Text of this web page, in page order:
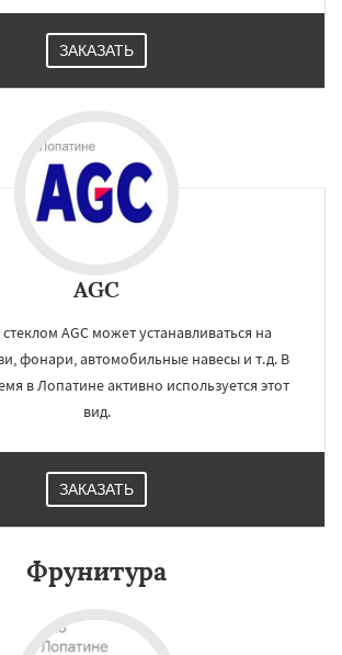
ЗАКАЗАТЬ
AGC
AGC может устанавливаться на
фонари, автомобильные навесы и т.д. В
в Лопатине активно используется этот
вид.
ЗАКАЗАТЬ
Фрунитура